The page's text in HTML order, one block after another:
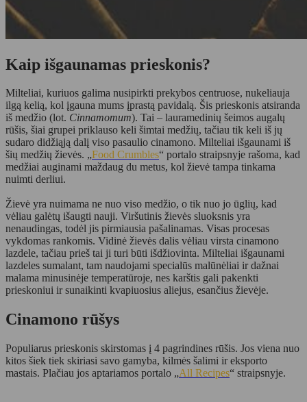
Kaip išgaunamas prieskonis?
Milteliai, kuriuos galima nusipirkti prekybos centruose, nukeliauja
ilgą kelią, kol įgauna mums įprastą pavidalą. Šis prieskonis atsiranda
iš medžio (lot. Cinnamomum). Tai – lauramedinių šeimos augalų
rūšis, šiai grupei priklauso keli šimtai medžių, tačiau tik keli iš jų
sudaro didžiąją dalį viso pasaulio cinamono. Milteliai išgaunami iš
šių medžių žievės. „Food Crumbles“ portalo straipsnyje rašoma, kad
medžiai auginami maždaug du metus, kol žievė tampa tinkama
nuimti derliui.
Žievė yra nuimama ne nuo viso medžio, o tik nuo jo ūglių, kad
vėliau galėtų išaugti nauji. Viršutinis žievės sluoksnis yra
nenaudingas, todėl jis pirmiausia pašalinamas. Visas procesas
vykdomas rankomis. Vidinė žievės dalis vėliau virsta cinamono
lazdele, tačiau prieš tai ji turi būti išdžiovinta. Milteliai išgaunami
lazdeles sumalant, tam naudojami specialūs malūnėliai ir dažnai
malama minusinėje temperatūroje, nes karštis gali pakenkti
prieskoniui ir sunaikinti kvapiuosius aliejus, esančius žievėje.
Cinamono rūšys
Populiarus prieskonis skirstomas į 4 pagrindines rūšis. Jos viena nuo
kitos šiek tiek skiriasi savo gamyba, kilmės šalimi ir eksporto
mastais. Plačiau jos aptariamos portalo „All Recipes“ straipsnyje.